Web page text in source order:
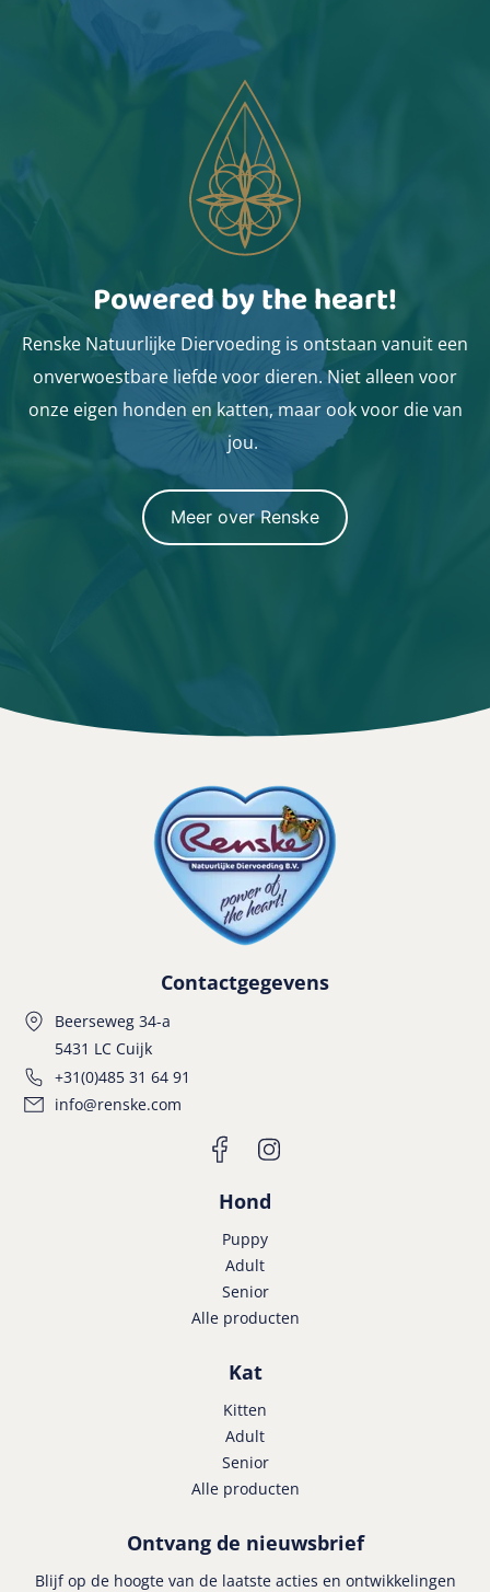
Powered by the heart!
Renske Natuurlijke Diervoeding is ontstaan vanuit een
onverwoestbare liefde voor dieren. Niet alleen voor
onze eigen honden en katten, maar ook voor die van
jou.
Meer over Renske
Contactgegevens
Beerseweg 34-a
5431 LC Cuijk
+31(0)485 31 64 91
info@renske.com
Hond
Puppy
Adult
Senior
Alle producten
Kat
Kitten
Adult
Senior
Alle producten
Ontvang de nieuwsbrief
Blijf op de hoogte van de laatste acties en ontwikkelingen